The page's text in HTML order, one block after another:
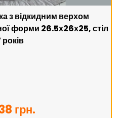
з відкидним верхом
форми 26.5х26х25, стіл
років
грн.